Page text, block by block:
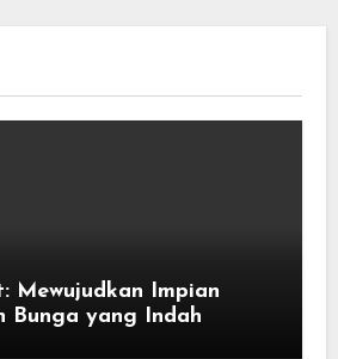
Mewujudkan Impian
Bunga yang Indah